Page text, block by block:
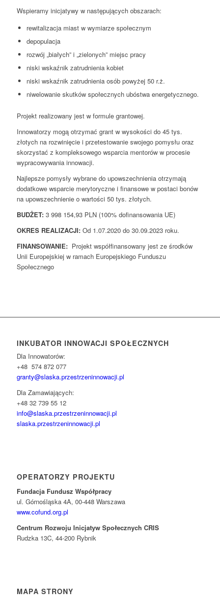
Wspieramy inicjatywy w następujących obszarach:
rewitalizacja miast w wymiarze społecznym
depopulacja
rozwój „białych” i „zielonych” miejsc pracy
niski wskaźnik zatrudnienia kobiet
niski wskaźnik zatrudnienia osób powyżej 50 r.ż.
niwelowanie skutków społecznych ubóstwa energetycznego.
Projekt realizowany jest w formule grantowej.
Innowatorzy mogą otrzymać grant w wysokości do 45 tys.
złotych na rozwinięcie i przetestowanie swojego pomysłu oraz
skorzystać z kompleksowego wsparcia mentorów w procesie
wypracowywania innowacji.
Najlepsze pomysły wybrane do upowszechnienia otrzymają
dodatkowe wsparcie merytoryczne i finansowe w postaci bonów
na upowszechnienie o wartości 50 tys. złotych.
BUDŻET: 3 998 154,93 PLN (100% dofinansowania UE)
OKRES REALIZACJI: Od 1.07.2020 do 30.09.2023 roku.
FINANSOWANIE: Projekt współfinansowany jest ze środków
Unii Europejskiej w ramach Europejskiego Funduszu
Społecznego
INKUBATOR INNOWACJI SPOŁECZNYCH
Dla Innowatorów:
+48 574 872 077
granty@slaska.przestrzeninnowacji.pl
Dla Zamawiających:
+48 32 739 55 12
info@slaska.przestrzeninnowacji.pl
slaska.przestrzeninnowacji.pl
OPERATORZY PROJEKTU
Fundacja Fundusz Współpracy
ul. Górnośląska 4A, 00-448 Warszawa
www.cofund.org.pl
Centrum Rozwoju Inicjatyw Społecznych CRIS
Rudzka 13C, 44-200 Rybnik
MAPA STRONY